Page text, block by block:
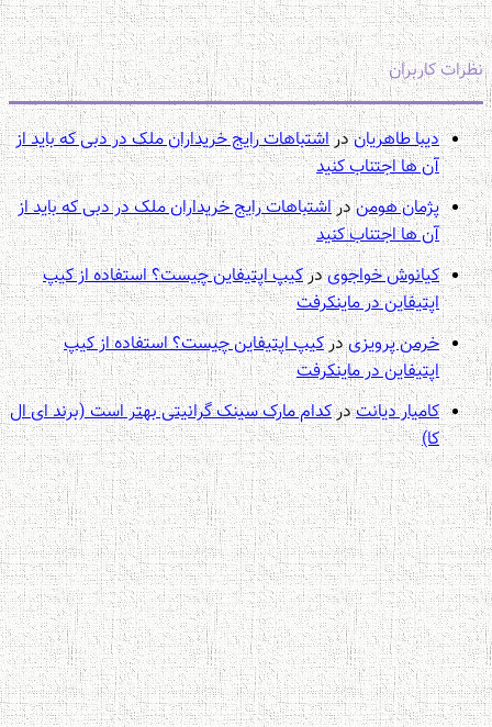
کاربران
دیبا طاهریاندراشتباهات رایج خریداران ملک در دبی که باید از
آن ها اجتناب کنید
پژمان هومندراشتباهات رایج خریداران ملک در دبی که باید از
آن ها اجتناب کنید
کیانوش خواجویدرکیپ اپتیفاین چیست؟ استفاده از کیپ
اپتیفاین در ماینکرفت
خرمن پرویزیدرکیپ اپتیفاین چیست؟ استفاده از کیپ
اپتیفاین در ماینکرفت
کامیار دیانتدرکدام مارک سینک گرانیتی بهتر است (برند ای ال
کا)